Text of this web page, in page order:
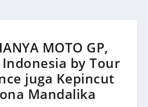
MOTO GP,
Indonesia by Tour
juga Kepincut
Mandalika